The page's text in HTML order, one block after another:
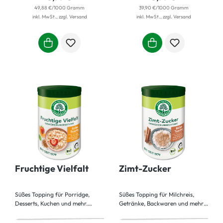
Graubrot, Toast oder Brötchen –
die Gewürzmischung mit
aromatischer Frühlingszwiebel,
Sel toppt jede Stulle, und das
ganz unkompliziert. Einfach rauf
49,88 €/1000 Gramm
inkl. MwSt., zzgl. Versand
birnenförmige Frucht zum
Highlight jeder Stulle oder Bowl.
Der knusprige Mix aus
Fleur de Sel entfacht ein
Geschmackserlebnis, das Lust
zu Frischkäse oder Rührei!
39,90 €/1000 Gramm
inkl. MwSt., zzgl. Versand
Fruchtige Vielfalt
Süßes Topping für Porridge,
Desserts, Kuchen und mehr.
– so lässt sich dieses köstliche
Zimt-Zucker
Süßes Topping für Milchreis,
Getränke, Backwaren und mehr.
macht wunschlos glücklich. Egal